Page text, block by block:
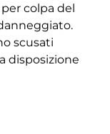
colpa del
scusati
disposizione